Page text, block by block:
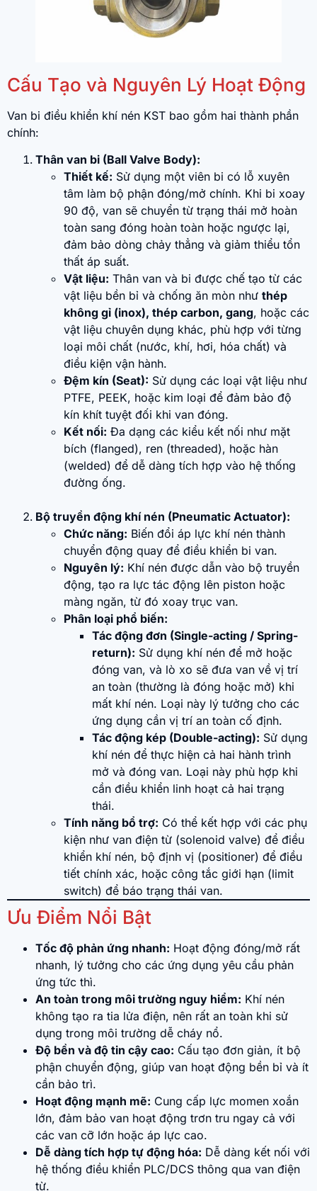
Cấu Tạo và Nguyên Lý Hoạt Động
Van bi điều khiển khí nén KST bao gồm hai thành phần
chính:
Thân van bi (Ball Valve Body):
Thiết kế: Sử dụng một viên bi có lỗ xuyên
tâm làm bộ phận đóng/mở chính. Khi bi xoay
90 độ, van sẽ chuyển từ trạng thái mở hoàn
toàn sang đóng hoàn toàn hoặc ngược lại,
đảm bảo dòng chảy thẳng và giảm thiểu tổn
thất áp suất.
Vật liệu: Thân van và bi được chế tạo từ các
vật liệu bền bỉ và chống ăn mòn như thép
không gỉ (inox), thép carbon, gang, hoặc các
vật liệu chuyên dụng khác, phù hợp với từng
loại môi chất (nước, khí, hơi, hóa chất) và
điều kiện vận hành.
Đệm kín (Seat): Sử dụng các loại vật liệu như
PTFE, PEEK, hoặc kim loại để đảm bảo độ
kín khít tuyệt đối khi van đóng.
Kết nối: Đa dạng các kiểu kết nối như mặt
bích (flanged), ren (threaded), hoặc hàn
(welded) để dễ dàng tích hợp vào hệ thống
đường ống.
Bộ truyền động khí nén (Pneumatic Actuator):
Chức năng: Biến đổi áp lực khí nén thành
chuyển động quay để điều khiển bi van.
Nguyên lý: Khí nén được dẫn vào bộ truyền
động, tạo ra lực tác động lên piston hoặc
màng ngăn, từ đó xoay trục van.
Phân loại phổ biến:
Tác động đơn (Single-acting / Spring-
return): Sử dụng khí nén để mở hoặc
đóng van, và lò xo sẽ đưa van về vị trí
an toàn (thường là đóng hoặc mở) khi
mất khí nén. Loại này lý tưởng cho các
ứng dụng cần vị trí an toàn cố định.
Tác động kép (Double-acting): Sử dụng
khí nén để thực hiện cả hai hành trình
mở và đóng van. Loại này phù hợp khi
cần điều khiển linh hoạt cả hai trạng
thái.
Tính năng bổ trợ: Có thể kết hợp với các phụ
kiện như van điện từ (solenoid valve) để điều
khiển khí nén, bộ định vị (positioner) để điều
tiết chính xác, hoặc công tắc giới hạn (limit
switch) để báo trạng thái van.
Ưu Điểm Nổi Bật
Tốc độ phản ứng nhanh: Hoạt động đóng/mở rất
nhanh, lý tưởng cho các ứng dụng yêu cầu phản
ứng tức thì.
An toàn trong môi trường nguy hiểm: Khí nén
không tạo ra tia lửa điện, nên rất an toàn khi sử
dụng trong môi trường dễ cháy nổ.
Độ bền và độ tin cậy cao: Cấu tạo đơn giản, ít bộ
phận chuyển động, giúp van hoạt động bền bỉ và ít
cần bảo trì.
Hoạt động mạnh mẽ: Cung cấp lực momen xoắn
lớn, đảm bảo van hoạt động trơn tru ngay cả với
các van cỡ lớn hoặc áp lực cao.
Dễ dàng tích hợp tự động hóa: Dễ dàng kết nối với
hệ thống điều khiển PLC/DCS thông qua van điện
từ.